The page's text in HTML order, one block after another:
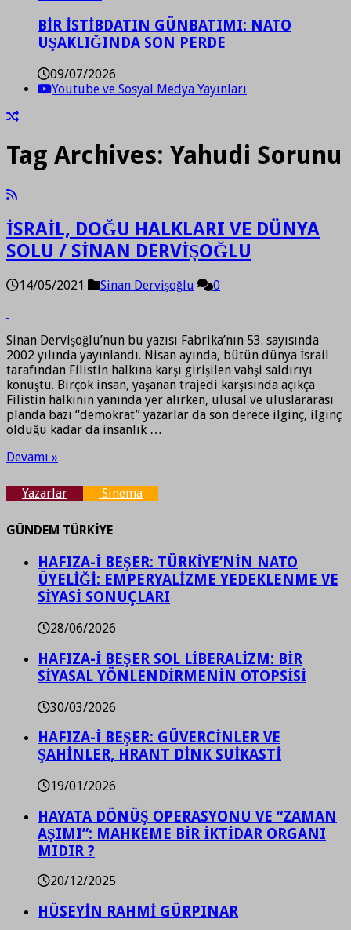
BİR İSTİBDATIN GÜNBATIMI: NATO
UŞAKLIĞINDA SON PERDE
09/07/2026
Youtube ve Sosyal Medya Yayınları
Tag Archives: Yahudi Sorunu
İSRAİL, DOĞU HALKLARI VE DÜNYA
SOLU / SİNAN DERVİŞOĞLU
14/05/2021 Sinan Dervişoğlu 0
Sinan Dervişoğlu’nun bu yazısı Fabrika’nın 53. sayısında
2002 yılında yayınlandı. Nisan ayında, bütün dünya İsrail
tarafından Filistin halkına karşı girişilen vahşi saldırıyı
konuştu. Birçok insan, yaşanan trajedi karşısında açıkça
Filistin halkının yanında yer alırken, ulusal ve uluslararası
planda bazı “demokrat” yazarlar da son derece ilginç, ilginç
olduğu kadar da insanlık …
Devamı »
Yazarlar Sinema
GÜNDEM TÜRKİYE
HAFIZA-İ BEŞER: TÜRKİYE’NİN NATO
ÜYELİĞİ: EMPERYALİZME YEDEKLENME VE
SİYASİ SONUÇLARI
28/06/2026
HAFIZA-İ BEŞER SOL LİBERALİZM: BİR
SİYASAL YÖNLENDİRMENİN OTOPSİSİ
30/03/2026
HAFIZA-İ BEŞER: GÜVERCİNLER VE
ŞAHİNLER, HRANT DİNK SUİKASTİ
19/01/2026
HAYATA DÖNÜŞ OPERASYONU VE “ZAMAN
AŞIMI”: MAHKEME BİR İKTİDAR ORGANI
MIDIR ?
20/12/2025
HÜSEYİN RAHMİ GÜRPINAR